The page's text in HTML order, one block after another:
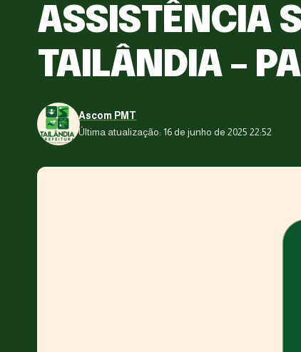
ASSISTÊNCIA
TAILÂNDIA –
Última atualização: 16 de junho de 2025 22:52
Ascom PMT